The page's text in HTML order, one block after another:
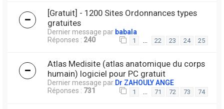
[Gratuit] - 1200 Sites Ordonnances types
gratuites
Dernier message par babala
Réponses : 240 1 … 22 23 24 25
Atlas Medisite (atlas anatomique du corps
humain) logiciel pour PC gratuit
Dernier message par Dr ZAHOULY ANGE
Réponses : 731 1 71 72 73 74